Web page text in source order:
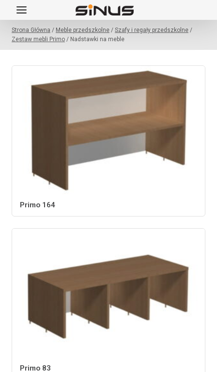
Przejdź
do
treściStrona Główna / Meble przedszkolne / Szafy i regały przedszkolne /
Zestaw mebli Primo / Nadstawki na meble
Primo 164
Primo 83